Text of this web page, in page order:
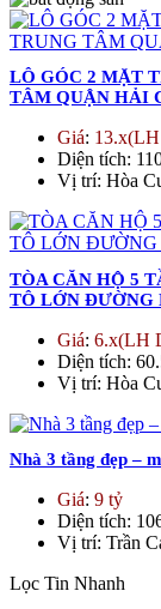
LÔ GÓC 2 MẶT
TÂM QUẬN HẢI
Giá:
Diện tích:
Vị trí: Hòa
TÒA CĂN HỘ 5
TÔ LỚN ĐƯỜNG
Giá: 6.x(LH
Diện tích:
Vị trí: Hòa
Nhà 3 tầng đẹp –
Giá: 9 tỷ
Diện tích:
Vị trí: Trần
Lọc Tin Nhanh